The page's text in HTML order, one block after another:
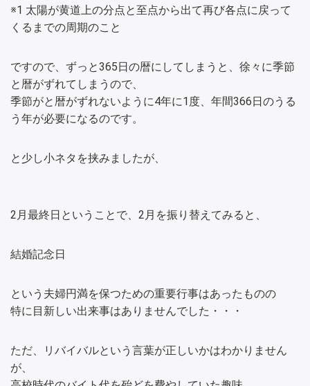
※1 太陽が黄道上の分点と至点から出て再び各点に戻って
くるまでの周期のこと
ですので、ずっと365日の暦にしてしまうと、徐々に季節
と暦がずれてしまうので、
季節がと暦がずれないように4年に1度、年間366日のうる
う年が必要になるのです。
と少し小ネタを挟みましたが、
2月最終日ということで、2月を振り替えてみると、
結婚記念日
という夫婦円満を保つための重要行事はあったものの
特に目新しい出来事はありませんでした・・・
ただ、リバイバルという言葉が正しいかはわかりません
が、